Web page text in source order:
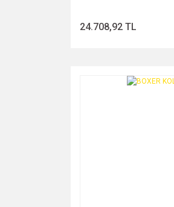
24.708,92 TL